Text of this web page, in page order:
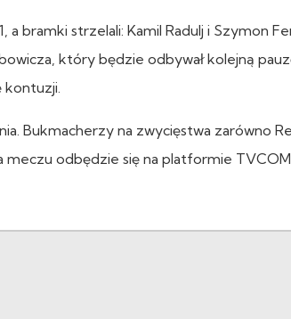
a bramki strzelali: Kamil Radulj i Szymon
który będzie odbywał kolejną
kontuzji.
Bukmacherzy na zwycięstwa zarówno
meczu odbędzie się na platformie